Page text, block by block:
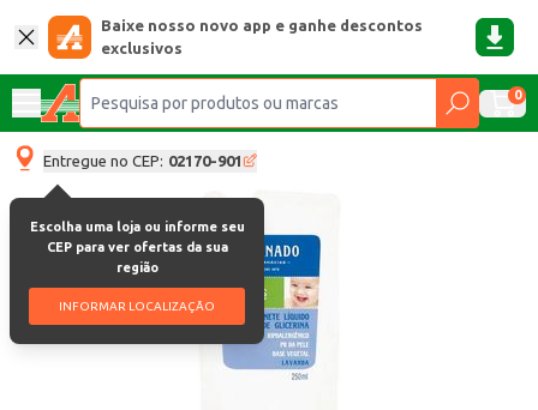
Baixe nosso novo app e ganhe descontos
exclusivos
0
Entregue no CEP: 02170-901
Escolha uma loja ou informe seu
CEP para ver ofertas da sua
região
INFORMAR LOCALIZAÇÃO